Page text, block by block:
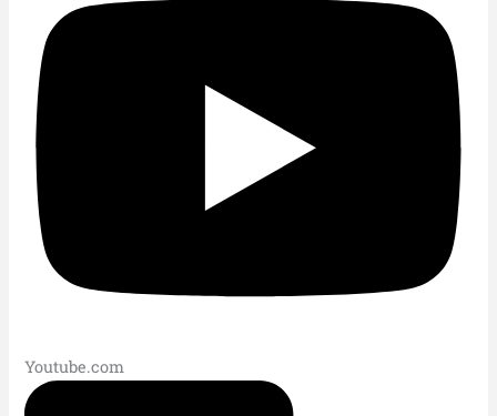
Youtube.com